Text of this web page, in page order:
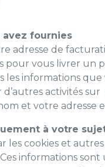
avez fournies
adresse de
pour vous livrer un
informations que
activités sur
et votre adresse
à votre
cookies et autres
informations